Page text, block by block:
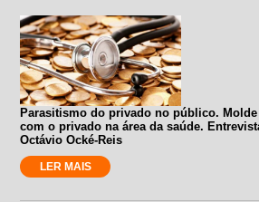
Parasitismo do privado no público. Molde
com o privado na área da saúde.
Octávio Ocké-Reis
LER MAIS